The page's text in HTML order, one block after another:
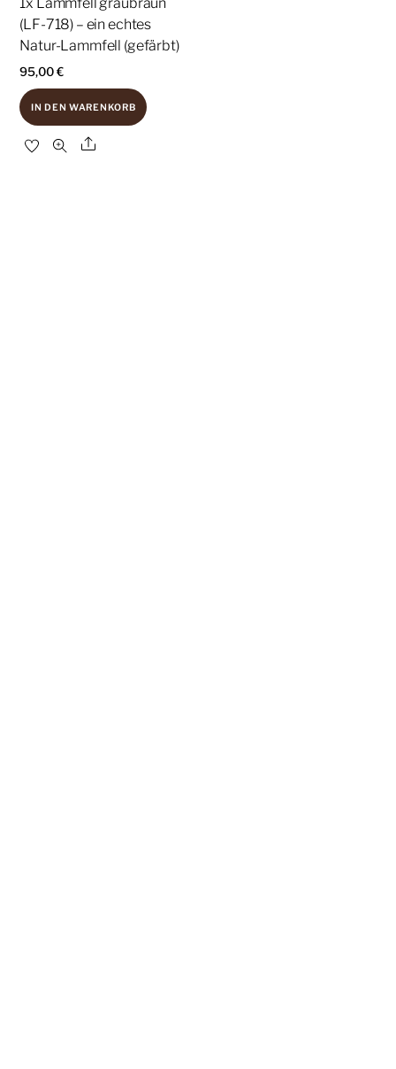
(LF-718) – ein echtes
Natur-Lammfell (gefärbt)
95,00€
IN DEN WARENKORB
Share